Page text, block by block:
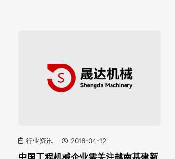
行业资讯 2016-04-12
中国工程机械企业需关注越南基建新